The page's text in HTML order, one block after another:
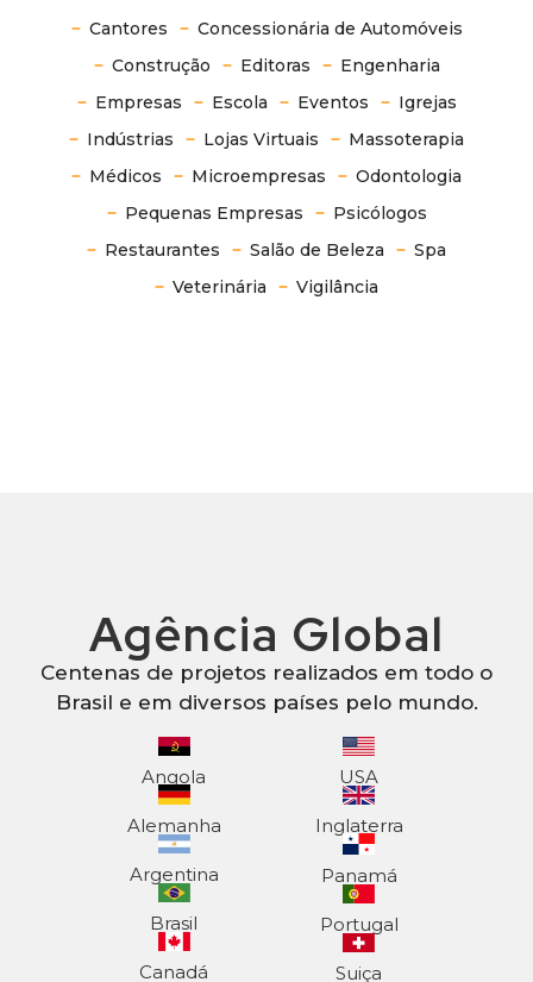
Cantores
Concessionária de Automóveis
Construção
Editoras
Engenharia
Empresas
Escola Eventos
Igrejas
Indústrias
Lojas Virtuais
Massoterapia
Médicos
Microempresas
Odontologia
Pequenas Empresas
Psicólogos
Restaurantes
Salão de Beleza
Spa
Veterinária
Vigilância
Agência Global
Centenas de projetos realizados em todo o
Brasil e em diversos países pelo mundo.
Angola
Alemanha
Argentina
Brasil
Canadá
USA
Inglaterra
Panamá
Portugal
Suiça